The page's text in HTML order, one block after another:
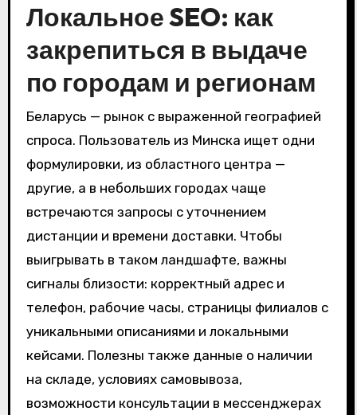
Локальное SEO: как
закрепиться в выдаче
по городам и регионам
Беларусь — рынок с выраженной географией
спроса. Пользователь из Минска ищет одни
формулировки, из областного центра —
другие, а в небольших городах чаще
встречаются запросы с уточнением
дистанции и времени доставки. Чтобы
выигрывать в таком ландшафте, важны
сигналы близости: корректный адрес и
телефон, рабочие часы, страницы филиалов с
уникальными описаниями и локальными
кейсами. Полезны также данные о наличии
на складе, условиях самовывоза,
возможности консультации в мессенджерах